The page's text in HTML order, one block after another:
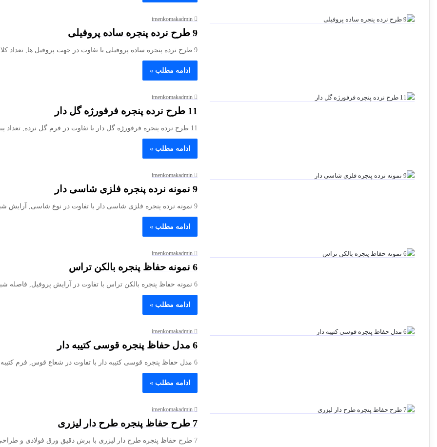
imenkomakadmin
9 طرح نرده پنجره ساده پروفیلی
9 طرح نرده پنجره ساده پروفیلی با تفاوت در جهت پروفیل ها, تعداد کلاف ها و ابعاد قاب می توانند…
ادامه مطلب »
imenkomakadmin
11 طرح نرده پنجره فرفورژه گل دار
11 طرح نرده پنجره فرفورژه گل دار با تفاوت در فرم گل نرده, تعداد پیچش ها و مقطع پروفیل می…
ادامه مطلب »
imenkomakadmin
9 نمونه نرده پنجره فلزی شاسی دار
9 نمونه نرده پنجره فلزی شاسی دار با تفاوت در نوع شاسی, آرایش شبکه و مقطع پروفیل می توانند صلبیت…
ادامه مطلب »
imenkomakadmin
6 نمونه حفاظ پنجره بالکن تراس
6 نمونه حفاظ پنجره بالکن تراس با تفاوت در آرایش پروفیل, فاصله شبکه و روش مهار می توانند میزان دید,…
ادامه مطلب »
imenkomakadmin
6 مدل حفاظ پنجره قوسی کتیبه دار
6 مدل حفاظ پنجره قوسی کتیبه دار با تفاوت در شعاع قوس, فرم کتیبه و مقطع پروفیل می توانند هم…
ادامه مطلب »
imenkomakadmin
7 طرح حفاظ پنجره طرح دار لیزری
7 طرح حفاظ پنجره طرح دار لیزری با برش دقیق ورق فولادی و طراحی کنترل شده شبکه می توانند هم…